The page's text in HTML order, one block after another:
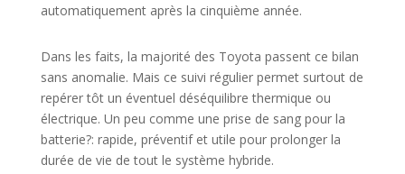
automatiquement après la cinquième année.
Dans les faits, la majorité des Toyota passent ce bilan
sans anomalie. Mais ce suivi régulier permet surtout de
repérer tôt un éventuel déséquilibre thermique ou
électrique. Un peu comme une prise de sang pour la
batterie?: rapide, préventif et utile pour prolonger la
durée de vie de tout le système hybride.